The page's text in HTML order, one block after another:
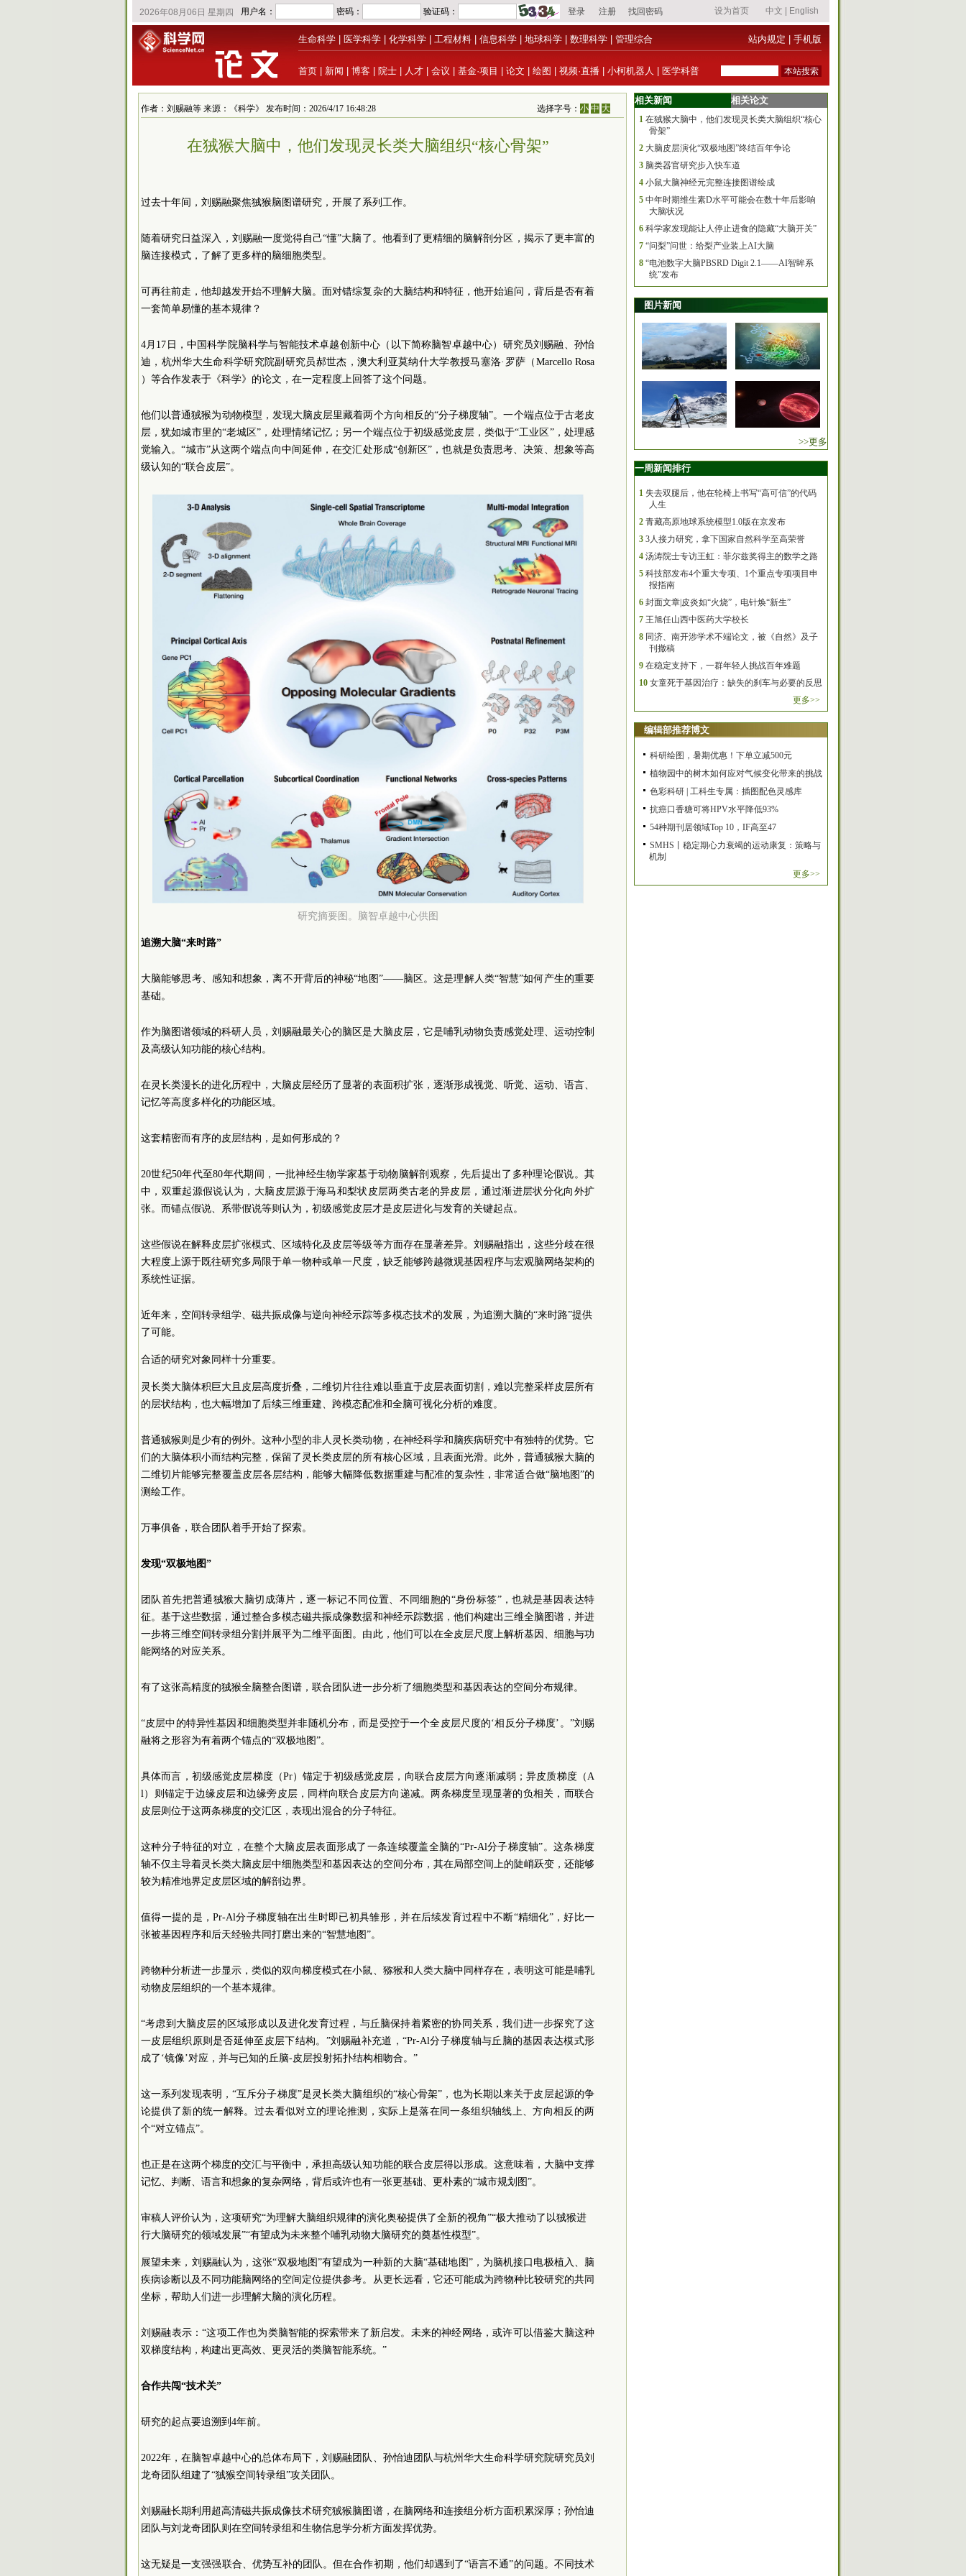
生命科学 医学科学 化学科学 工程材料 信息科学 地球科学 数理科学 管理综合 站内规定 手机版
首页 新闻 博客 院士 人才 会议 基金·项目 论文 绘图 视频·直播 小柯机器人 医学科普
作者：刘赐融等 来源：《科学》 发布时间：2026/4/17 16:48:28 选择字号：小 中 大
在狨猴大脑中，他们发现灵长类大脑组织“核心骨架”
过去十年间，刘赐融聚焦狨猴脑图谱研究，开展了系列工作。
随着研究日益深入，刘赐融一度觉得自己“懂”大脑了。他看到了更精细的脑解剖分区，揭示了更丰富的
脑连接模式，了解了更多样的脑细胞类型。
可再往前走，他却越发开始不理解大脑。面对错综复杂的大脑结构和特征，他开始追问，背后是否有着
一套简单易懂的基本规律？
4月17日，中国科学院脑科学与智能技术卓越创新中心（以下简称脑智卓越中心）研究员刘赐融、孙怡
迪，杭州华大生命科学研究院副研究员郝世杰，澳大利亚莫纳什大学教授马塞洛·罗萨（Marcello Rosa
）等合作发表于《科学》的论文，在一定程度上回答了这个问题。
他们以普通狨猴为动物模型，发现大脑皮层里藏着两个方向相反的“分子梯度轴”。一个端点位于古老皮
层，犹如城市里的“老城区”，处理情绪记忆；另一个端点位于初级感觉皮层，类似于“工业区”，处理感
觉输入。“城市”从这两个端点向中间延伸，在交汇处形成“创新区”，也就是负责思考、决策、想象等高
级认知的“联合皮层”。
研究摘要图。脑智卓越中心供图
追溯大脑“来时路”
大脑能够思考、感知和想象，离不开背后的神秘“地图”——脑区。这是理解人类“智慧”如何产生的重要
基础。
作为脑图谱领域的科研人员，刘赐融最关心的脑区是大脑皮层，它是哺乳动物负责感觉处理、运动控制
及高级认知功能的核心结构。
在灵长类漫长的进化历程中，大脑皮层经历了显著的表面积扩张，逐渐形成视觉、听觉、运动、语言、
记忆等高度多样化的功能区域。
这套精密而有序的皮层结构，是如何形成的？
20世纪50年代至80年代期间，一批神经生物学家基于动物脑解剖观察，先后提出了多种理论假说。其
中，双重起源假说认为，大脑皮层源于海马和梨状皮层两类古老的异皮层，通过渐进层状分化向外扩
张。而锚点假说、系带假说等则认为，初级感觉皮层才是皮层进化与发育的关键起点。
这些假说在解释皮层扩张模式、区域特化及皮层等级等方面存在显著差异。刘赐融指出，这些分歧在很
大程度上源于既往研究多局限于单一物种或单一尺度，缺乏能够跨越微观基因程序与宏观脑网络架构的
系统性证据。
近年来，空间转录组学、磁共振成像与逆向神经示踪等多模态技术的发展，为追溯大脑的“来时路”提供
了可能。
合适的研究对象同样十分重要。
灵长类大脑体积巨大且皮层高度折叠，二维切片往往难以垂直于皮层表面切割，难以完整采样皮层所有
的层状结构，也大幅增加了后续三维重建、跨模态配准和全脑可视化分析的难度。
普通狨猴则是少有的例外。这种小型的非人灵长类动物，在神经科学和脑疾病研究中有独特的优势。它
们的大脑体积小而结构完整，保留了灵长类皮层的所有核心区域，且表面光滑。此外，普通狨猴大脑的
二维切片能够完整覆盖皮层各层结构，能够大幅降低数据重建与配准的复杂性，非常适合做“脑地图”的
测绘工作。
万事俱备，联合团队着手开始了探索。
发现“双极地图”
团队首先把普通狨猴大脑切成薄片，逐一标记不同位置、不同细胞的“身份标签”，也就是基因表达特
征。基于这些数据，通过整合多模态磁共振成像数据和神经示踪数据，他们构建出三维全脑图谱，并进
一步将三维空间转录组分割并展平为二维平面图。由此，他们可以在全皮层尺度上解析基因、细胞与功
能网络的对应关系。
有了这张高精度的狨猴全脑整合图谱，联合团队进一步分析了细胞类型和基因表达的空间分布规律。
“皮层中的特异性基因和细胞类型并非随机分布，而是受控于一个全皮层尺度的‘相反分子梯度’。”刘赐
融将之形容为有着两个锚点的“双极地图”。
具体而言，初级感觉皮层梯度（Pr）锚定于初级感觉皮层，向联合皮层方向逐渐减弱；异皮质梯度（A
l）则锚定于边缘皮层和边缘旁皮层，同样向联合皮层方向递减。两条梯度呈现显著的负相关，而联合
皮层则位于这两条梯度的交汇区，表现出混合的分子特征。
这种分子特征的对立，在整个大脑皮层表面形成了一条连续覆盖全脑的“Pr-Al分子梯度轴”。这条梯度
轴不仅主导着灵长类大脑皮层中细胞类型和基因表达的空间分布，其在局部空间上的陡峭跃变，还能够
较为精准地界定皮层区域的解剖边界。
值得一提的是，Pr-Al分子梯度轴在出生时即已初具雏形，并在后续发育过程中不断“精细化”，好比一
张被基因程序和后天经验共同打磨出来的“智慧地图”。
跨物种分析进一步显示，类似的双向梯度模式在小鼠、猕猴和人类大脑中同样存在，表明这可能是哺乳
动物皮层组织的一个基本规律。
“考虑到大脑皮层的区域形成以及进化发育过程，与丘脑保持着紧密的协同关系，我们进一步探究了这
一皮层组织原则是否延伸至皮层下结构。”刘赐融补充道，“Pr-Al分子梯度轴与丘脑的基因表达模式形
成了‘镜像’对应，并与已知的丘脑-皮层投射拓扑结构相吻合。”
这一系列发现表明，“互斥分子梯度”是灵长类大脑组织的“核心骨架”，也为长期以来关于皮层起源的争
论提供了新的统一解释。过去看似对立的理论推测，实际上是落在同一条组织轴线上、方向相反的两
个“对立锚点”。
也正是在这两个梯度的交汇与平衡中，承担高级认知功能的联合皮层得以形成。这意味着，大脑中支撑
记忆、判断、语言和想象的复杂网络，背后或许也有一张更基础、更朴素的“城市规划图”。
审稿人评价认为，这项研究“为理解大脑组织规律的演化奥秘提供了全新的视角”“极大推动了以狨猴进
行大脑研究的领域发展”“有望成为未来整个哺乳动物大脑研究的奠基性模型”。
展望未来，刘赐融认为，这张“双极地图”有望成为一种新的大脑“基础地图”，为脑机接口电极植入、脑
疾病诊断以及不同功能脑网络的空间定位提供参考。从更长远看，它还可能成为跨物种比较研究的共同
坐标，帮助人们进一步理解大脑的演化历程。
刘赐融表示：“这项工作也为类脑智能的探索带来了新启发。未来的神经网络，或许可以借鉴大脑这种
双梯度结构，构建出更高效、更灵活的类脑智能系统。”
合作共闯“技术关”
研究的起点要追溯到4年前。
2022年，在脑智卓越中心的总体布局下，刘赐融团队、孙怡迪团队与杭州华大生命科学研究院研究员刘
龙奇团队组建了“狨猴空间转录组”攻关团队。
刘赐融长期利用超高清磁共振成像技术研究狨猴脑图谱，在脑网络和连接组分析方面积累深厚；孙怡迪
团队与刘龙奇团队则在空间转录组和生物信息学分析方面发挥优势。
这无疑是一支强强联合、优势互补的团队。但在合作初期，他们却遇到了“语言不通”的问题。不同技术
相关新闻 相关论文
1 在狨猴大脑中，他们发现灵长类大脑组织“核心
骨架”
2 大脑皮层演化“双极地图”终结百年争论
3 脑类器官研究步入快车道
4 小鼠大脑神经元完整连接图谱绘成
5 中年时期维生素D水平可能会在数十年后影响
大脑状况
6 科学家发现能让人停止进食的隐藏“大脑开关”
7 “问梨”问世：给梨产业装上AI大脑
8 “电池数字大脑PBSRD Digit 2.1——AI智眸系
统”发布
图片新闻
>>更多
一周新闻排行
1 失去双腿后，他在轮椅上书写“高可信”的代码
人生
2 青藏高原地球系统模型1.0版在京发布
3 3人接力研究，拿下国家自然科学至高荣誉
4 汤涛院士专访王虹：菲尔兹奖得主的数学之路
5 科技部发布4个重大专项、1个重点专项项目申
报指南
6 封面文章|皮炎如“火烧”，电针焕“新生”
7 王旭任山西中医药大学校长
8 同济、南开涉学术不端论文，被《自然》及子
刊撤稿
9 在稳定支持下，一群年轻人挑战百年难题
10 女童死于基因治疗：缺失的刹车与必要的反思
更多>>
编辑部推荐博文
科研绘图，暑期优惠！下单立减500元
植物园中的树木如何应对气候变化带来的挑战
色彩科研 | 工科生专属：插图配色灵感库
抗癌口香糖可将HPV水平降低93%
54种期刊居领域Top 10，IF高至47
SMHS丨稳定期心力衰竭的运动康复：策略与
机制
更多>>